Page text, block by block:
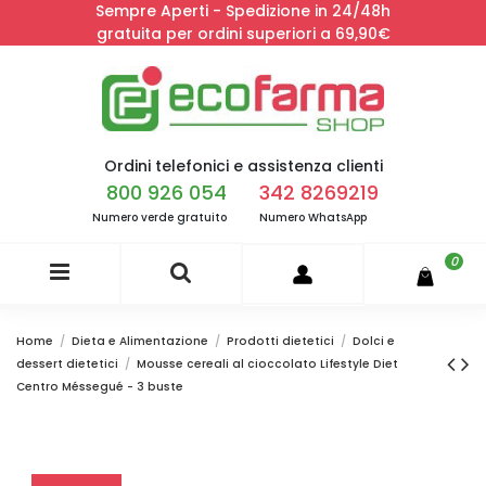
Sempre Aperti - Spedizione in 24/48h
gratuita per ordini superiori a 69,90€
Ordini telefonici e assistenza clienti
800 926 054
Numero verde gratuito
342 8269219
Numero WhatsApp
0
Home Dieta e Alimentazione Prodotti dietetici
Dolci e
dessert dietetici
Mousse cereali al cioccolato Lifestyle Diet
Centro Méssegué - 3 buste